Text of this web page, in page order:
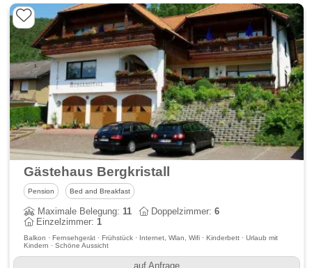
Gästehaus Bergkristall
Pension Bed and Breakfast
Maximale Belegung:11 Doppelzimmer:6
Einzelzimmer:1
Balkon · Fernsehgerät · Frühstück · Internet, Wlan, Wifi · Kinderbett · Urlaub mit
Kindern · Schöne Aussicht
auf Anfrage